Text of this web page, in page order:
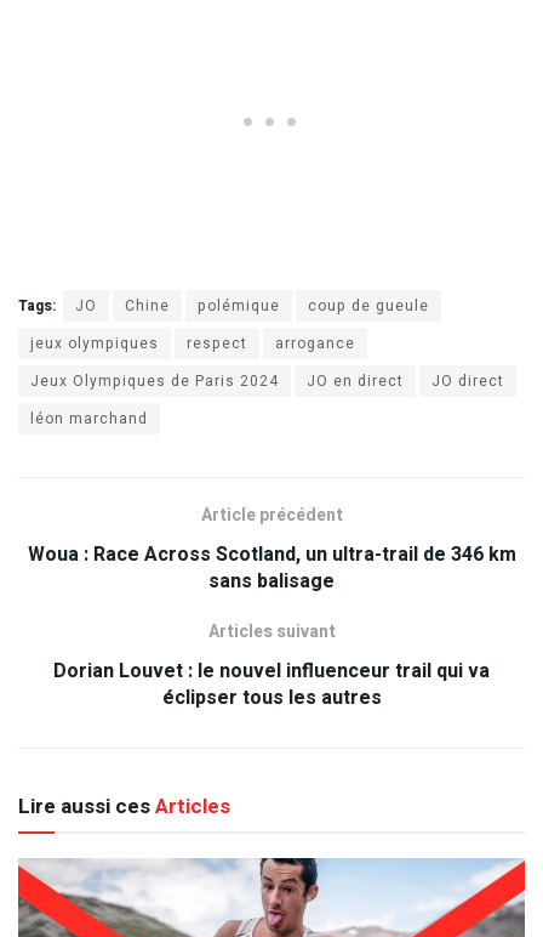
Tags: JO Chine polémique
coup de gueule
jeux olympiques
respect
arrogance
Jeux Olympiques de Paris 2024
JO en direct
JO direct
léon marchand
Article précédent
Woua : Race Across Scotland, un ultra-trail de 346 km
sans balisage
Articles suivant
Dorian Louvet : le nouvel influenceur trail qui va
éclipser tous les autres
Lire aussi cesArticles